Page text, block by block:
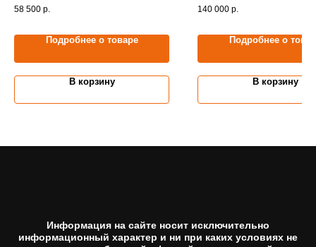
58 500 р.
Подробнее о товаре
В корзину
140 000 р.
Подробнее о
В корзину
Информация на сайте носит исключительно
информационный характер и ни при каких условиях не